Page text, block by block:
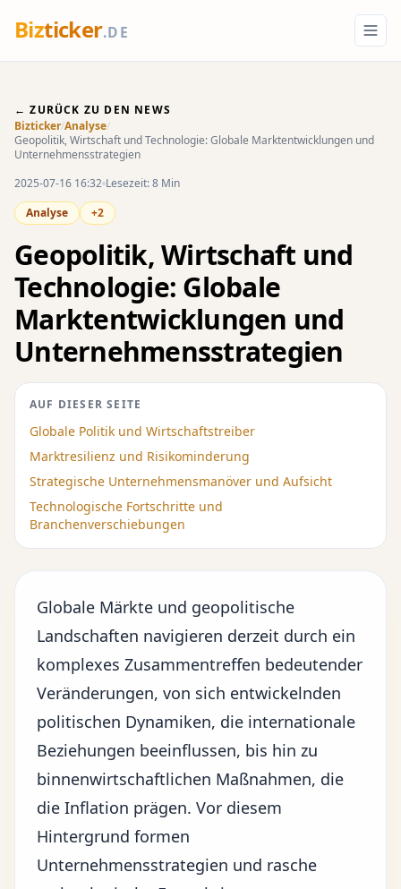
Bizticker.DE
← ZURÜCK ZU DEN NEWS
Bizticker/Analyse/
Geopolitik, Wirtschaft und Technologie: Globale Marktentwicklungen und
Unternehmensstrategien
2025-07-16 16:32 Lesezeit: 8 Min
Analyse
+2
Geopolitik, Wirtschaft und
Technologie: Globale
Marktentwicklungen und
Unternehmensstrategien
AUF DIESER SEITE
Globale Politik und Wirtschaftstreiber
Marktresilienz und Risikominderung
Strategische Unternehmensmanöver und Aufsicht
Technologische Fortschritte und
Branchenverschiebungen
Globale Märkte und geopolitische
Landschaften navigieren derzeit durch ein
komplexes Zusammentreffen bedeutender
Veränderungen, von sich entwickelnden
politischen Dynamiken, die internationale
Beziehungen beeinflussen, bis hin zu
binnenwirtschaftlichen Maßnahmen, die
die Inflation prägen. Vor diesem
Hintergrund formen
Unternehmensstrategien und rasche